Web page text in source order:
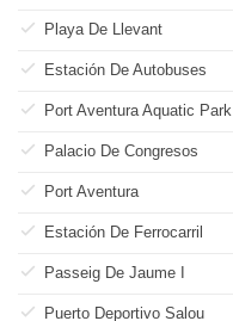
Playa De Llevant
Estación De Autobuses
Port Aventura Aquatic Park
Palacio De Congresos
Port Aventura
Estación De Ferrocarril
Passeig De Jaume I
Puerto Deportivo Salou